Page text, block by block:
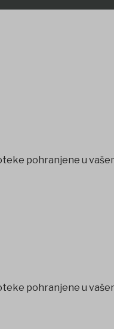
pohranjene u
pohranjene u